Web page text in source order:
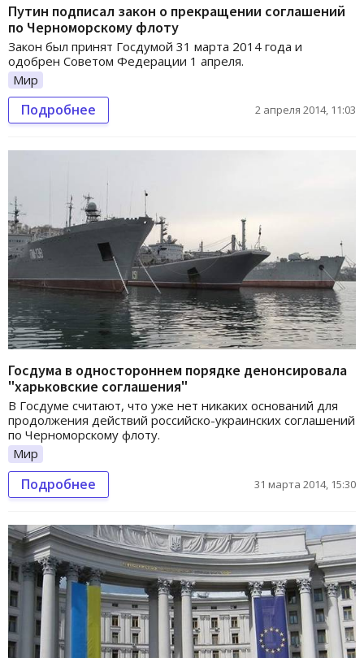
Путин подписал закон о прекращении соглашений
по Черноморскому флоту
Закон был принят Госдумой 31 марта 2014 года и
одобрен Советом Федерации 1 апреля.
Мир
Подробнее 2 апреля 2014, 11:03
Госдума в одностороннем порядке денонсировала
"харьковские соглашения"
В Госдуме считают, что уже нет никаких оснований для
продолжения действий российско-украинских соглашений
по Черноморскому флоту.
Мир
Подробнее 31 марта 2014, 15:30